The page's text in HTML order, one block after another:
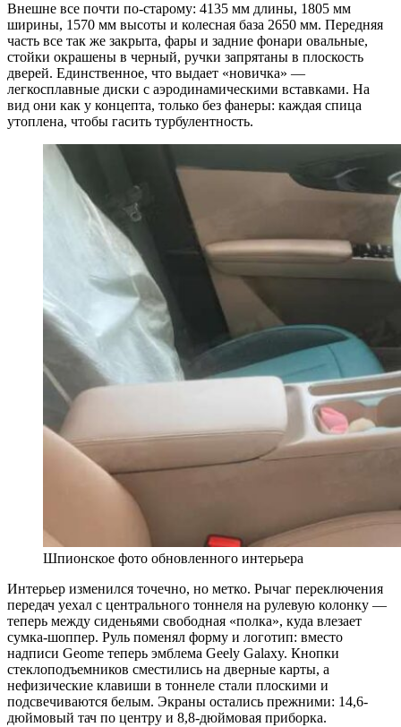
Внешне все почти по-старому: 4135 мм длины, 1805 мм
ширины, 1570 мм высоты и колесная база 2650 мм. Передняя
часть все так же закрыта, фары и задние фонари овальные,
стойки окрашены в черный, ручки запрятаны в плоскость
дверей. Единственное, что выдает «новичка» —
легкосплавные диски с аэродинамическими вставками. На
вид они как у концепта, только без фанеры: каждая спица
утоплена, чтобы гасить турбулентность.
Шпионское фото обновленного интерьера
Интерьер изменился точечно, но метко. Рычаг переключения
передач уехал с центрального тоннеля на рулевую колонку —
теперь между сиденьями свободная «полка», куда влезает
сумка-шоппер. Руль поменял форму и логотип: вместо
надписи Geome теперь эмблема Geely Galaxy. Кнопки
стеклоподъемников сместились на дверные карты, а
нефизические клавиши в тоннеле стали плоскими и
подсвечиваются белым. Экраны остались прежними: 14,6-
дюймовый тач по центру и 8,8-дюймовая приборка.